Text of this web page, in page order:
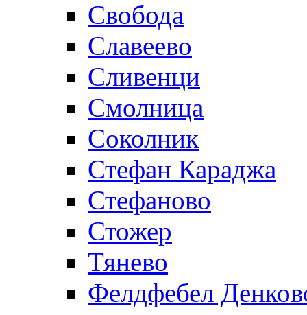
Свобода
Славеево
Сливенци
Смолница
Соколник
Стефан Караджа
Стефаново
Стожер
Тянево
Фелдфебел